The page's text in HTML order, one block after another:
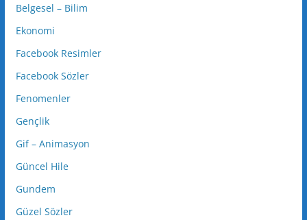
Belgesel – Bilim
Ekonomi
Facebook Resimler
Facebook Sözler
Fenomenler
Gençlik
Gif – Animasyon
Güncel Hile
Gundem
Güzel Sözler